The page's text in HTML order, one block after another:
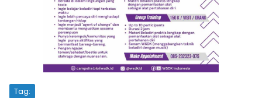
Tag: